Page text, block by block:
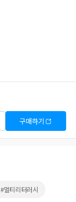
구매하기
#멀티리터러시